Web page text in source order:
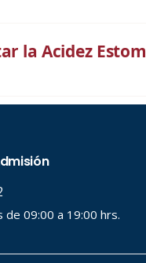
la Acidez